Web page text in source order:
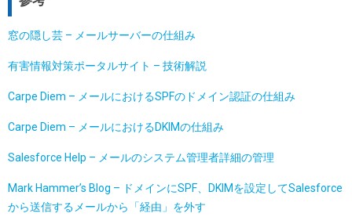
窓の隠し芸 – メールサーバーの仕組み
有害情報対策ポータルサイト – 技術解説
Carpe Diem – メールにおけるSPFのドメイン認証の仕組み
Carpe Diem – メールにおけるDKIMの仕組み
Salesforce Help – メールのシステム管理者詳細の管理
Mark Hammer’s Blog – ドメインにSPF、DKIMを設定してSalesforce
から送信するメールから「経由」を外す